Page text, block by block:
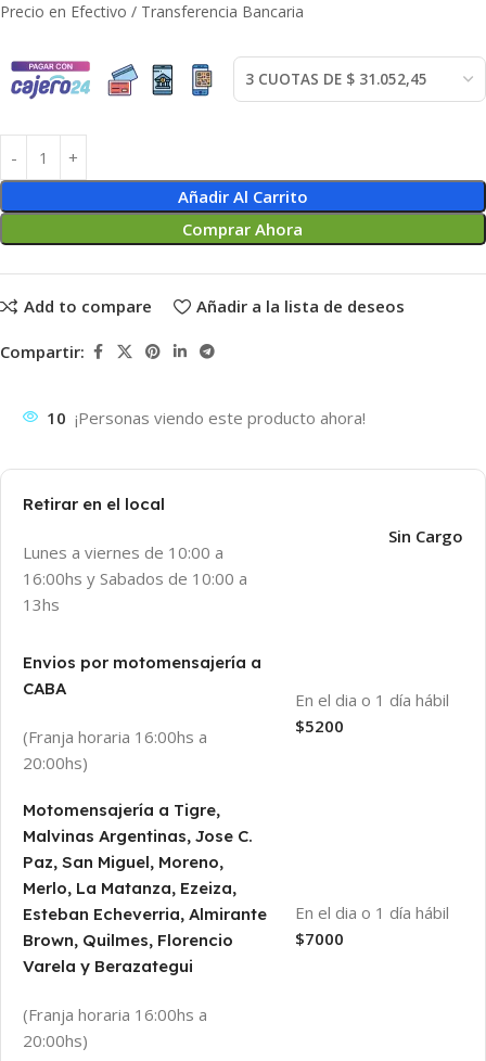
Precio en Efectivo / Transferencia Bancaria
Añadir Al Carrito
Comprar Ahora
Add to compare Añadir a la lista de deseos
Compartir:
10 ¡Personas viendo este producto ahora!
Retirar en el local
Lunes a viernes de 10:00 a
16:00hs y Sabados de 10:00 a
13hs
Sin Cargo
Envios por motomensajería a
CABA
(Franja horaria 16:00hs a
20:00hs)
En el dia o 1 día hábil
$5200
Motomensajería a Tigre,
Malvinas Argentinas, Jose C.
Paz, San Miguel, Moreno,
Merlo, La Matanza, Ezeiza,
Esteban Echeverria, Almirante
Brown, Quilmes, Florencio
Varela y Berazategui
(Franja horaria 16:00hs a
20:00hs)
En el dia o 1 día hábil
$7000